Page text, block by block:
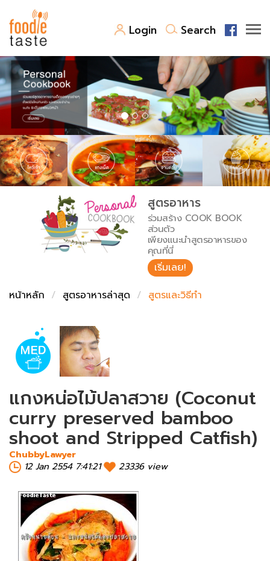
Login Search
สูตรอาหาร
สูตรอาหารล่าสุด
Top Foodie
พาไปชิม
สารพันก้นครัว
เคล็ดลับน่ารู้
เปรียบเทียบหน่วยการตวง
เปรียบเทียบอุณหภูมิ
เปรียบเทียบน้ำหนักวัตถุดิบ
FoodPedia
สร้าง Cookbook
สูตรอาหาร
ร่วมสร้าง COOK BOOK
ส่วนตัว
เพียงแนะนำสูตรอาหารของ
คุณที่นี่
เริ่มเลย!
หน้าหลัก
สูตรอาหารล่าสุด สูตรและวิธีทำ
แกงหน่อไม้ปลาสวาย (Coconut
curry preserved bamboo
shoot and Stripped Catfish)
ChubbyLawyer
12 Jan 2554 7:41:21
23336 view